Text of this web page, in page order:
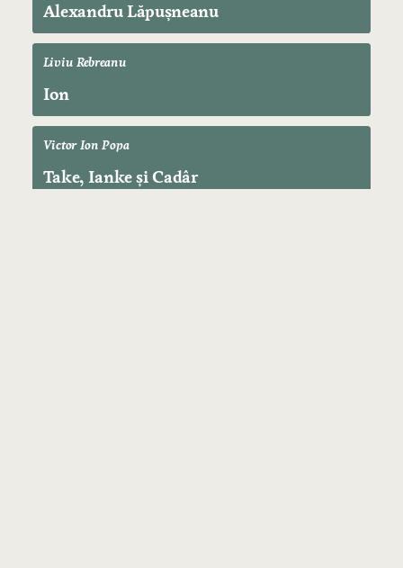
Alexandru Lăpușneanu
Liviu Rebreanu
Ion
Victor Ion Popa
Take, Ianke și Cadâr